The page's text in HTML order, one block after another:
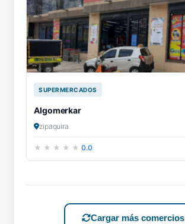
SUPERMERCADOS
Algomerkar
zipaquira
0.0
Cargar más comercios